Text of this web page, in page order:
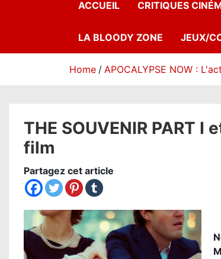
ACCUEIL CRITIQUES
LA BLOODY ZONE JEUX/
Home APOCALYPSE NOW :
THE SOUVENIR PART
film
Partagez cet article